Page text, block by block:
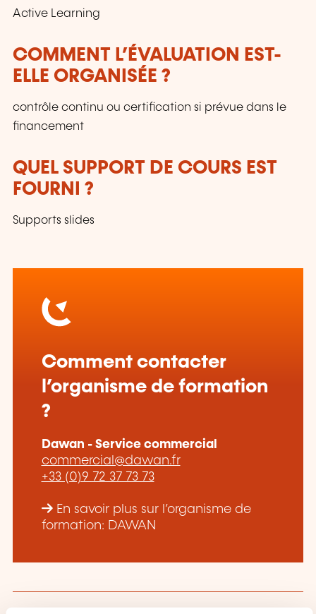
Active Learning
COMMENT L’ÉVALUATION EST-
ELLE ORGANISÉE ?
contrôle continu ou certification si prévue dans le
financement
QUEL SUPPORT DE COURS EST
FOURNI ?
Supports slides
Comment contacter
l’organisme de formation
?
Dawan - Service commercial
commercial@dawan.fr
+33 (0)9 72 37 73 73
En savoir plus sur l’organisme de
formation: DAWAN